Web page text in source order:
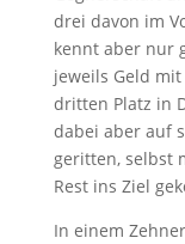
drei davon im
kennt aber nur
jeweils Geld
dritten Platz in
dabei aber auf
geritten, selbst
Rest ins Ziel
In einem